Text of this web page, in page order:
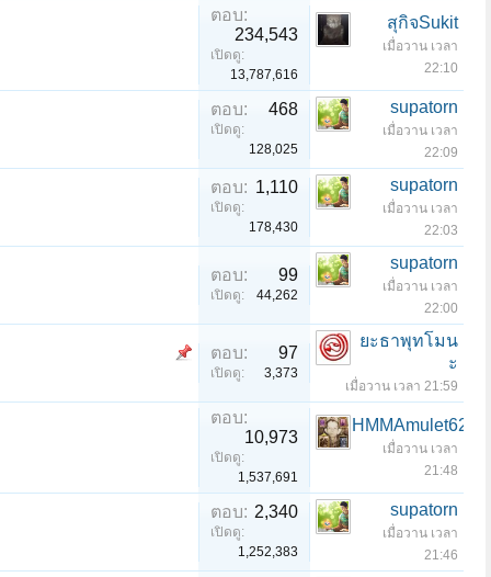
ตอบ:
234,543
เปิดดู:
13,787,616
สุกิจSukit
เมื่อวาน เวลา
22:10
ตอบ: 468
เปิดดู:
128,025
supatorn
เมื่อวาน เวลา
22:09
ตอบ: 1,110
เปิดดู:
178,430
supatorn
เมื่อวาน เวลา
22:03
ตอบ: 99
เปิดดู: 44,262
supatorn
เมื่อวาน เวลา
22:00
ตอบ: 97
เปิดดู: 3,373
ยะธาพุทโมน
ะ
เมื่อวาน เวลา 21:59
ตอบ:
10,973
เปิดดู:
1,537,691
HMMAmulet626
เมื่อวาน เวลา
21:48
ตอบ: 2,340
เปิดดู:
1,252,383
supatorn
เมื่อวาน เวลา
21:46